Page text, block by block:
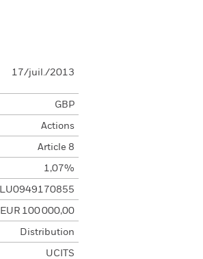
17/juil./2013
GBP
Actions
Article 8
1,07%
LU0949170855
EUR 100 000,00
Distribution
UCITS